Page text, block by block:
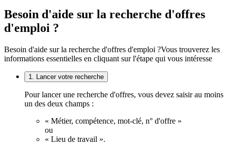
Besoin d'aide sur la recherche d'offres
d'emploi ?
Besoin d'aide sur la recherche d'offres d'emploi ?Vous trouverez les
informations essentielles en cliquant sur l'étape qui vous intéresse
1. Lancer votre recherche
Pour lancer une recherche d'offres, vous devez saisir au moins
un des deux champs :
« Métier, compétence, mot-clé, n° d'offre »
ou
« Lieu de travail ».